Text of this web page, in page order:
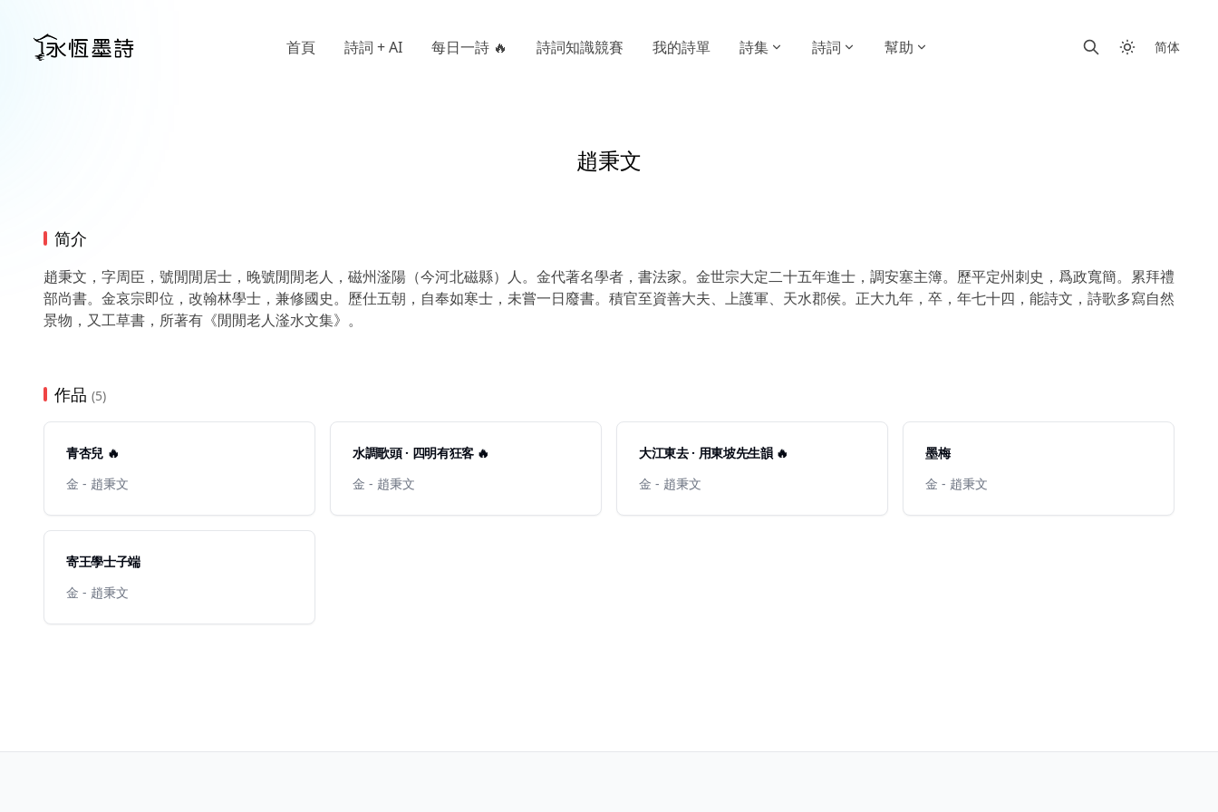
首頁 詩詞 + AI 每日一詩 🔥 詩詞知識競賽 我的詩單 詩集 詩詞 幫助 简体
趙秉文
简介
趙秉文，字周臣，號閒閒居士，晚號閒閒老人，磁州滏陽（今河北磁縣）人。金代著名學者，書法家。金世宗大定二十五年進士，調安塞主簿。歷平定州刺史，爲政寬簡。累拜禮
部尚書。金哀宗即位，改翰林學士，兼修國史。歷仕五朝，自奉如寒士，未嘗一日廢書。積官至資善大夫、上護軍、天水郡侯。正大九年，卒，年七十四，能詩文，詩歌多寫自然
景物，又工草書，所著有《閒閒老人滏水文集》。
作品 (5)
青杏兒 🔥
金 - 趙秉文
水調歌頭 · 四明有狂客 🔥
金 - 趙秉文
大江東去 · 用東坡先生韻 🔥
金 - 趙秉文
墨梅
金 - 趙秉文
寄王學士子端
金 - 趙秉文